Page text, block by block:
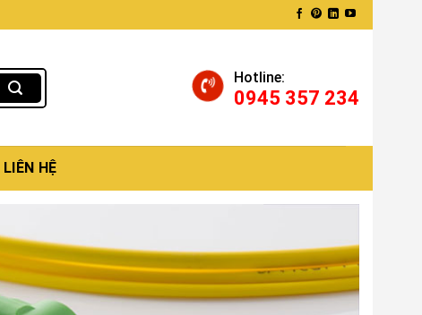
Hotline:
0945 357 234
LIÊN HỆ